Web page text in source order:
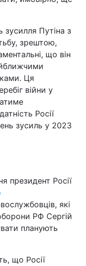
Путіна з
зрештою,
що він
Ця
війни у
Росії
зусиль у 2023
президент Росії
які
РФ Сергій
планують
що Росії